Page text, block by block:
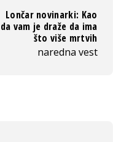
Lončar novinarki: Kao
da vam je draže da ima
što više mrtvih
naredna vest